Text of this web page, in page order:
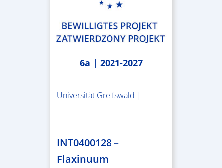
6a | 2021-2027
Universität Greifswald |
INT0400128 –
Flaxinuum